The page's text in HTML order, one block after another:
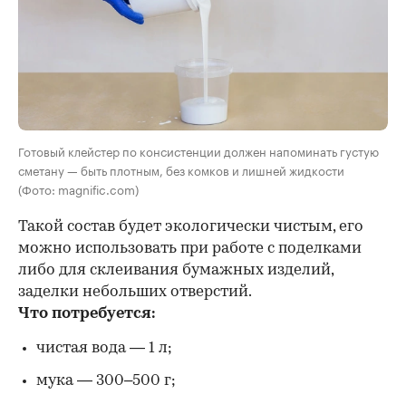
Готовый клейстер по консистенции должен напоминать густую
сметану — быть плотным, без комков и лишней жидкости
(Фото: magnific.com)
Такой состав будет экологически чистым, его
можно использовать при работе с поделками
либо для склеивания бумажных изделий,
заделки небольших отверстий.
Что потребуется:
чистая вода — 1 л;
мука — 300–500 г;